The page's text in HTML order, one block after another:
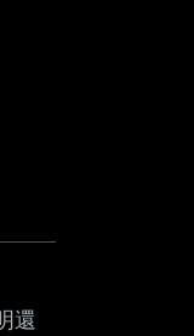
還